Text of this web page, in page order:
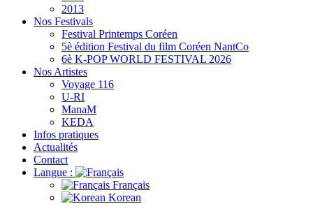
2013
Nos Festivals
Festival Printemps Coréen
5è édition Festival du film Coréen NantCo
6è K-POP WORLD FESTIVAL 2026
Nos Artistes
Voyage 116
U-RI
ManaM
KEDA
Infos pratiques
Actualités
Contact
Langue :
Français
Korean